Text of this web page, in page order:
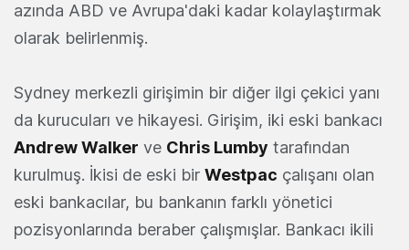
azında ABD ve Avrupa'daki kadar kolaylaştırmak
olarak belirlenmiş.
Sydney merkezli girişimin bir diğer ilgi çekici yanı
da kurucuları ve hikayesi. Girişim, iki eski bankacı
Andrew Walker ve Chris Lumby tarafından
kurulmuş. İkisi de eski bir Westpac çalışanı olan
eski bankacılar, bu bankanın farklı yönetici
pozisyonlarında beraber çalışmışlar. Bankacı ikili